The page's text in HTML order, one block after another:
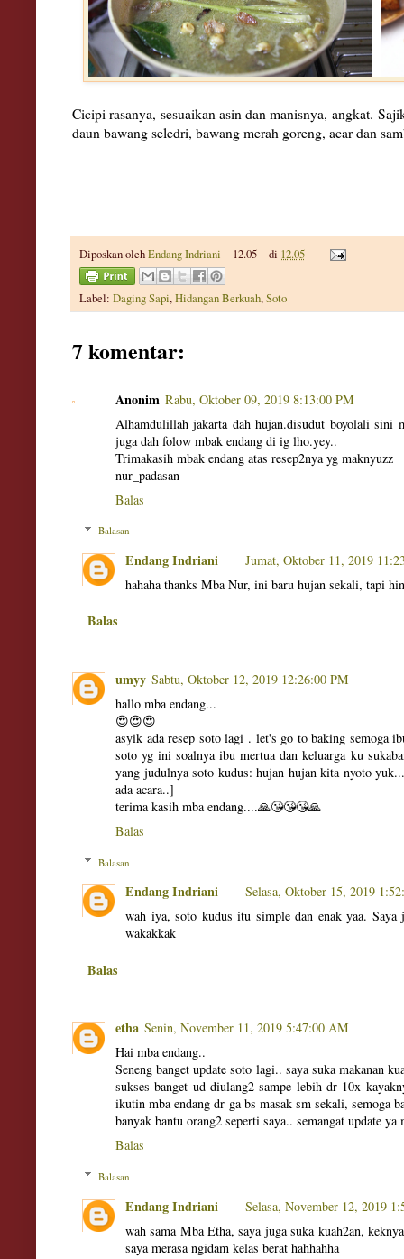
Cicipi rasanya, sesuaikan asin dan manisnya, angkat.
daun bawang seledri, bawang merah goreng, acar dan
Diposkan olehEndang Indriani 12.05 di 12.05
Label: Daging Sapi,Hidangan Berkuah,Soto
7 komentar:
Anonim Rabu, Oktober 09, 2019 8:13:00 PM
Alhamdulillah jakarta dah hujan.disudut boyolali sini
juga dah folow mbak endang di ig lho.yey..
Trimakasih mbak endang atas resep2nya yg maknyuzz
nur_padasan
Balas
Balasan
Endang Indriani
Jumat, Oktober 11, 2019
hahaha thanks Mba Nur, ini baru hujan sekali, tapi
Balas
umyy Sabtu, Oktober 12, 2019 12:26:00 PM
hallo mba endang...
😍😍😍
asyik ada resep soto lagi . let's go to baking semoga
soto yg ini soalnya ibu mertua dan keluarga ku
yang judulnya soto kudus: hujan hujan kita nyoto
ada acara..]
terima kasih mba endang....🙏😘😘😘🙏
Balas
Balasan
Endang Indriani
Selasa, Oktober 15, 2019
wah iya, soto kudus itu simple dan enak yaa. Saya
wakakkak
Balas
etha Senin, November 11, 2019 5:47:00 AM
Hai mba endang..
Seneng banget update soto lagi.. saya suka makanan
sukses banget ud diulang2 sampe lebih dr 10x
ikutin mba endang dr ga bs masak sm sekali, semoga
banyak bantu orang2 seperti saya.. semangat update ya
Balas
Balasan
Endang Indriani
Selasa, November 12, 2019
wah sama Mba Etha, saya juga suka kuah2an,
saya merasa ngidam kelas berat hahhahha